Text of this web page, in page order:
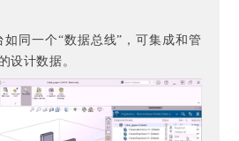
如同一个“数据总线”，可集成和管
设计数据。